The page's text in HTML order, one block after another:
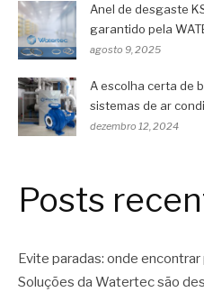
Anel de desgaste
garantido pela
agosto 9, 2025
A escolha certa de
sistemas de ar
dezembro 12, 2024
Posts
Evite paradas: onde
Soluções da Watertec são